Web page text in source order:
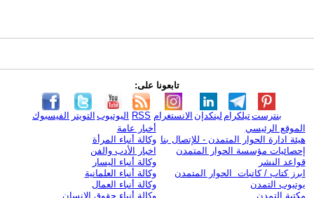
تابعونا على:
الفيسبوك التويتر اليوتيوب RSS الانستغرام لينكدإن تيلكرامبنترست
الموقع الرئيسي
هيئة ادارة الحوار المتمدن - للإتصال بنا
إحصائيات مؤسسة الحوار المتمدن
قواعد النشر
ابرز كتاب / كاتبات الحوار المتمدن
يوتيوب التمدن
مكتبة التمدن
أخبار عامة
وكالة أنباء المرأة
اخبار الأدب والفن
وكالة أنباء اليسار
وكالة أنباء العلمانية
وكالة أنباء العمال
وكالة أنباء حقوق الإنسان